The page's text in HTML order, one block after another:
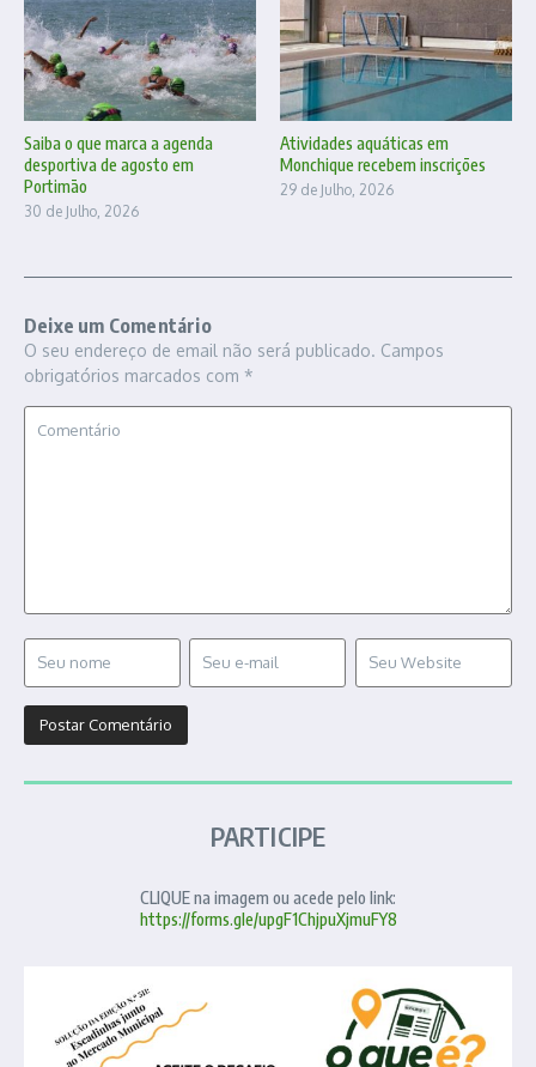
Saiba o que marca a agenda
desportiva de agosto em
Portimão
30 de Julho, 2026
Atividades aquáticas em
Monchique recebem inscrições
29 de Julho, 2026
Deixe um Comentário
O seu endereço de email não será publicado. Campos
obrigatórios marcados com *
PARTICIPE
CLIQUE na imagem ou acede pelo link:
https://forms.gle/upgF1ChjpuXjmuFY8